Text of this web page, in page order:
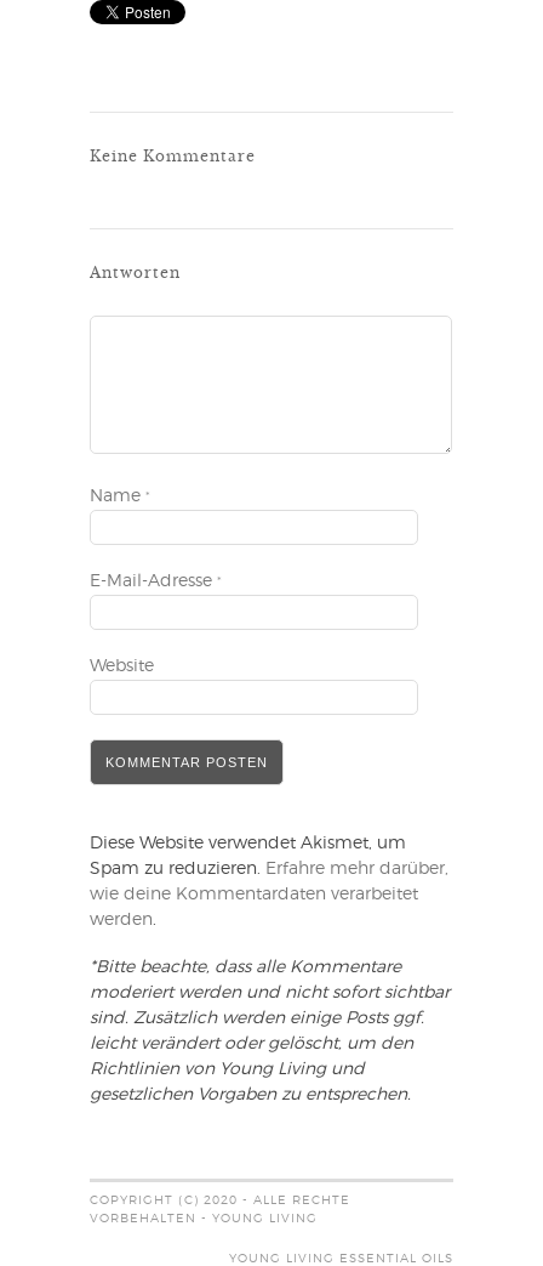
Keine Kommentare
Antworten
Name *
E-Mail-Adresse *
Website
Diese Website verwendet Akismet, um
Spam zu reduzieren.
Erfahre mehr darüber,
wie deine Kommentardaten verarbeitet
werden
*Bitte beachte, dass alle Kommentare
moderiert werden und nicht sofort sichtbar
sind. Zusätzlich werden einige Posts ggf.
leicht verändert oder gelöscht, um den
Richtlinien von Young Living und
gesetzlichen Vorgaben zu entsprechen.
COPYRIGHT (C) 2020 - ALLE RECHTE
VORBEHALTEN - YOUNG LIVING
YOUNG LIVING ESSENTIAL OILS